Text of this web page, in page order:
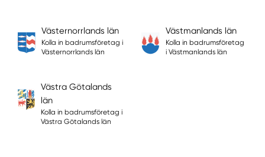
Västernorrlands län
Kolla in badrumsföretag i
Västernorrlands län
Västmanlands län
Kolla in badrumsföretag
i Västmanlands län
Västra Götalands
län
Kolla in badrumsföretag i
Västra Götalands län